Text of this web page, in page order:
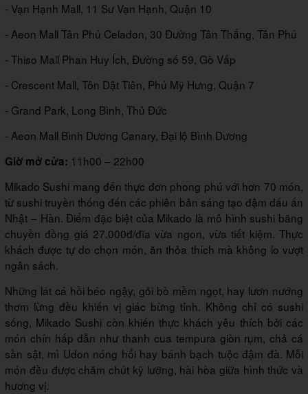
- Vạn Hạnh Mall, 11 Sư Vạn Hạnh, Quận 10
- Aeon Mall Tân Phú Celadon, 30 Đường Tân Thắng, Tân Phú
- Thiso Mall Phan Huy Ích, Đường số 59, Gò Vấp
- Crescent Mall, Tôn Dật Tiên, Phú Mỹ Hưng, Quận 7
- Grand Park, Long Bình, Thủ Đức
- Aeon Mall Bình Dương Canary, Đại lộ Bình Dương
Giờ mở cửa: 11h00 – 22h00
Mikado Sushi mang đến thực đơn phong phú với hơn 70 món,
từ sushi truyền thống đến các phiên bản sáng tạo đậm dấu ấn
Nhật – Hàn. Điểm đặc biệt của Mikado là mô hình sushi băng
chuyền đồng giá 27.000đ/đĩa vừa ngon, vừa tiết kiệm. Thực
khách được tự do chọn món, ăn thỏa thích mà không lo vượt
ngân sách.
Những lát cá hồi béo ngậy, gỏi bò mềm ngọt, hay lươn nướng
thơm lừng đều khiến vị giác bừng tỉnh. Không chỉ có sushi
sống, Mikado Sushi còn khiến thực khách yêu thích bởi các
món chín hấp dẫn như thanh cua tempura giòn rụm, chả cá
sần sật, mì Udon nóng hổi hay bánh bạch tuộc đậm đà. Mỗi
món đều được chăm chút kỹ lưỡng, hài hòa giữa hình thức và
hương vị.